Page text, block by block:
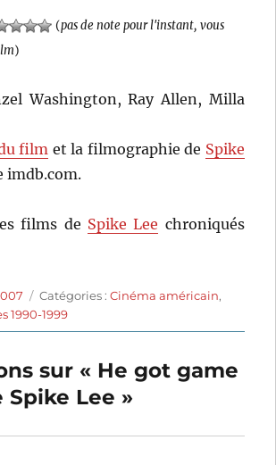
(pas de note pour l'instant, vous
)
Washington, Ray Allen, Milla
film et la filmographie de Spike
imdb.com.
films de Spike Lee chroniqués
Catégories
Catégories :Cinéma américain,
1990-1999
sur « He got game
Spike Lee »